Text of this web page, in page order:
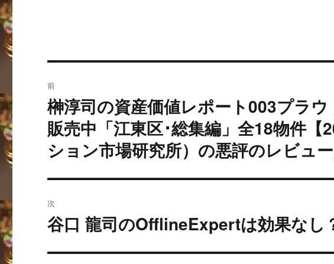
稿
ナ
ビ
ゲ
ー
シ
ョ
前
過
去
の
投
榊淳司の資産価値レポート003プラ
販売中「江東区･総集編」全18物件【
ション市場研究所）の悪評のレビュ
次
次
の
投
谷口 龍司のOfflineExpertは効果なし